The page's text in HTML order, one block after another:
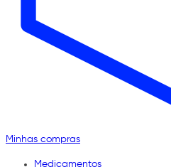
Minhas compras
Medicamentos